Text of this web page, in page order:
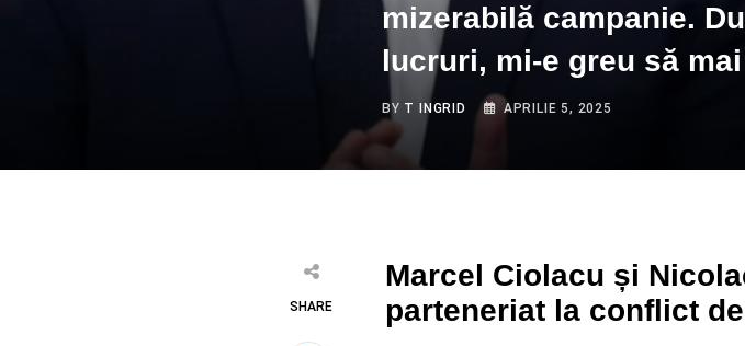
mizerabilă campanie.
lucruri, mi-e greu să
BY T INGRID APRILIE 5, 2025
SHARE
Marcel Ciolacu și
parteneriat la conflict